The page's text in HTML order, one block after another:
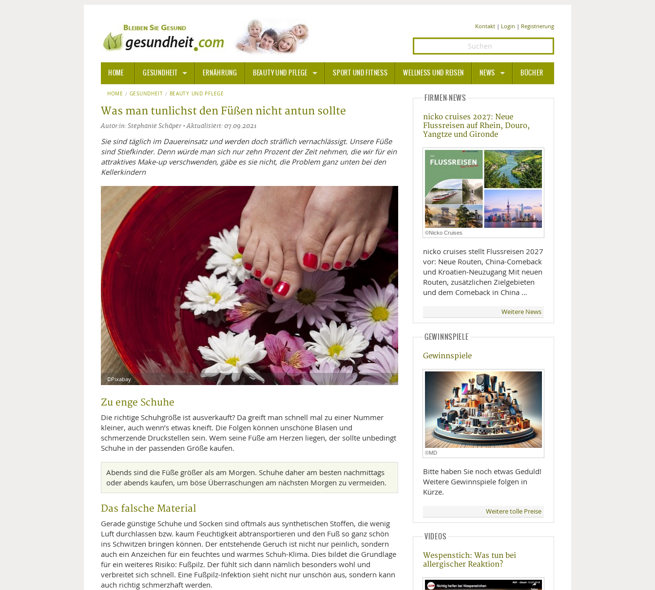
Kontakt| Login | Registrierung
HOME GESUNDHEIT
ALLGEMEINE INFORMATIONEN
ALTERNATIVE HEILWEISENAROMA THERAPIE
BACHBLÜTEN
EDELSTEINE - HEILSTEINE
HOMÖOPATHIE
KALIFORNISCHE BLÜTEN
NATURHEILKUNDE
ALTERNATIVE MEDIZIN
ARZNEI- UND HEILMITTEL
GIFTSTOFFE
KRANKHEITEN VON A-Z
MEDIZINISCHE FACHBEGRIFFE
MUND UND ZÄHNE
PRÄVENTION UND ALTER
SYMPTOME UND DIAGNOSE
VITAMINE UND MINERALSTOFFE
WISSENSCHAFT UND FORSCHUNG
ERNÄHRUNG BEAUTY UND PFLEGE SPORT UND FITNESS WELLNESS UND REISEN NEWS
MEDIZIN UND PHARMA
BEAUTY UND PFLEGE
SPORT UND FITNESS
WELLNESS UND REISEN
MOBILITÄT
BÜCHER
HOME GESUNDHEIT BEAUTY UND PFLEGE
Was man tunlichst den Füßen nicht antun sollte
Autor:in: Stephanie Schäper • Aktualisiert: 07.09.2021
Sie sind täglich im Dauereinsatz und werden doch sträflich vernachlässigt. Unsere Füße
sind Stiefkinder. Denn würde man sich nur zehn Prozent der Zeit nehmen, die wir für ein
attraktives Make-up verschwenden, gäbe es sie nicht, die Problem ganz unten bei den
Kellerkindern
©Pixabay
Zu enge Schuhe
Die richtige Schuhgröße ist ausverkauft? Da greift man schnell mal zu einer Nummer
kleiner, auch wenn’s etwas kneift. Die Folgen können unschöne Blasen und
schmerzende Druckstellen sein. Wem seine Füße am Herzen liegen, der sollte unbedingt
Schuhe in der passenden Größe kaufen.
Abends sind die Füße größer als am Morgen. Schuhe daher am besten nachmittags
oder abends kaufen, um böse Überraschungen am nächsten Morgen zu vermeiden.
Das falsche Material
Gerade günstige Schuhe und Socken sind oftmals aus synthetischen Stoffen, die wenig
Luft durchlassen bzw. kaum Feuchtigkeit abtransportieren und den Fuß so ganz schön
ins Schwitzen bringen können. Der entstehende Geruch ist nicht nur peinlich, sondern
auch ein Anzeichen für ein feuchtes und warmes Schuh-Klima. Dies bildet die Grundlage
für ein weiteres Risiko: Fußpilz. Der fühlt sich dann nämlich besonders wohl und
verbreitet sich schnell. Eine Fußpilz-Infektion sieht nicht nur unschön aus, sondern kann
auch richtig schmerzhaft werden.
FIRMEN-NEWS
nicko cruises 2027: Neue
Flussreisen auf Rhein, Douro,
Yangtze und Gironde
©Nicko Cruises
nicko cruises stellt Flussreisen 2027
vor: Neue Routen, China-Comeback
und Kroatien-Neuzugang Mit neuen
Routen, zusätzlichen Zielgebieten
und dem Comeback in China …
Weitere News
GEWINNSPIELE
Gewinnspiele
©MD
Bitte haben Sie noch etwas Geduld!
Weitere Gewinnspiele folgen in
Kürze.
Weitere tolle Preise
VIDEOS
Wespenstich: Was tun bei
allergischer Reaktion?